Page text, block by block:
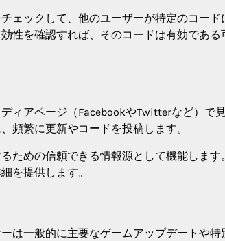
ェックして、他のユーザーが特定のコード
性を確認すれば、そのコードは有効である
ィアページ（FacebookやTwitterなど）で
頻繁に更新やコードを投稿します。
ための信頼できる情報源として機能します
を提供します。
は一般的に主要なゲームアップデートや特